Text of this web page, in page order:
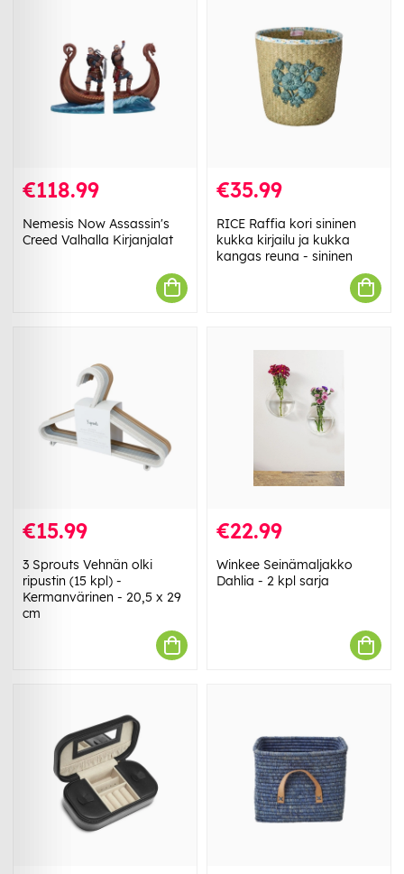
€118.99
Nemesis Now Assassin's
Creed Valhalla Kirjanjalat
€35.99
RICE Raffia kori sininen
kukka kirjailu ja kukka
kangas reuna - sininen
€15.99
3 Sprouts Vehnän olki
ripustin (15 kpl) -
Kermanvärinen - 20,5 x 29
cm
€22.99
Winkee Seinämaljakko
Dahlia - 2 kpl sarja